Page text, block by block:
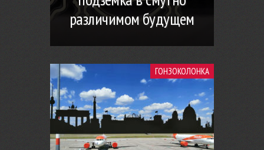
различимом будущем
ГОНЗОКОЛОНКА